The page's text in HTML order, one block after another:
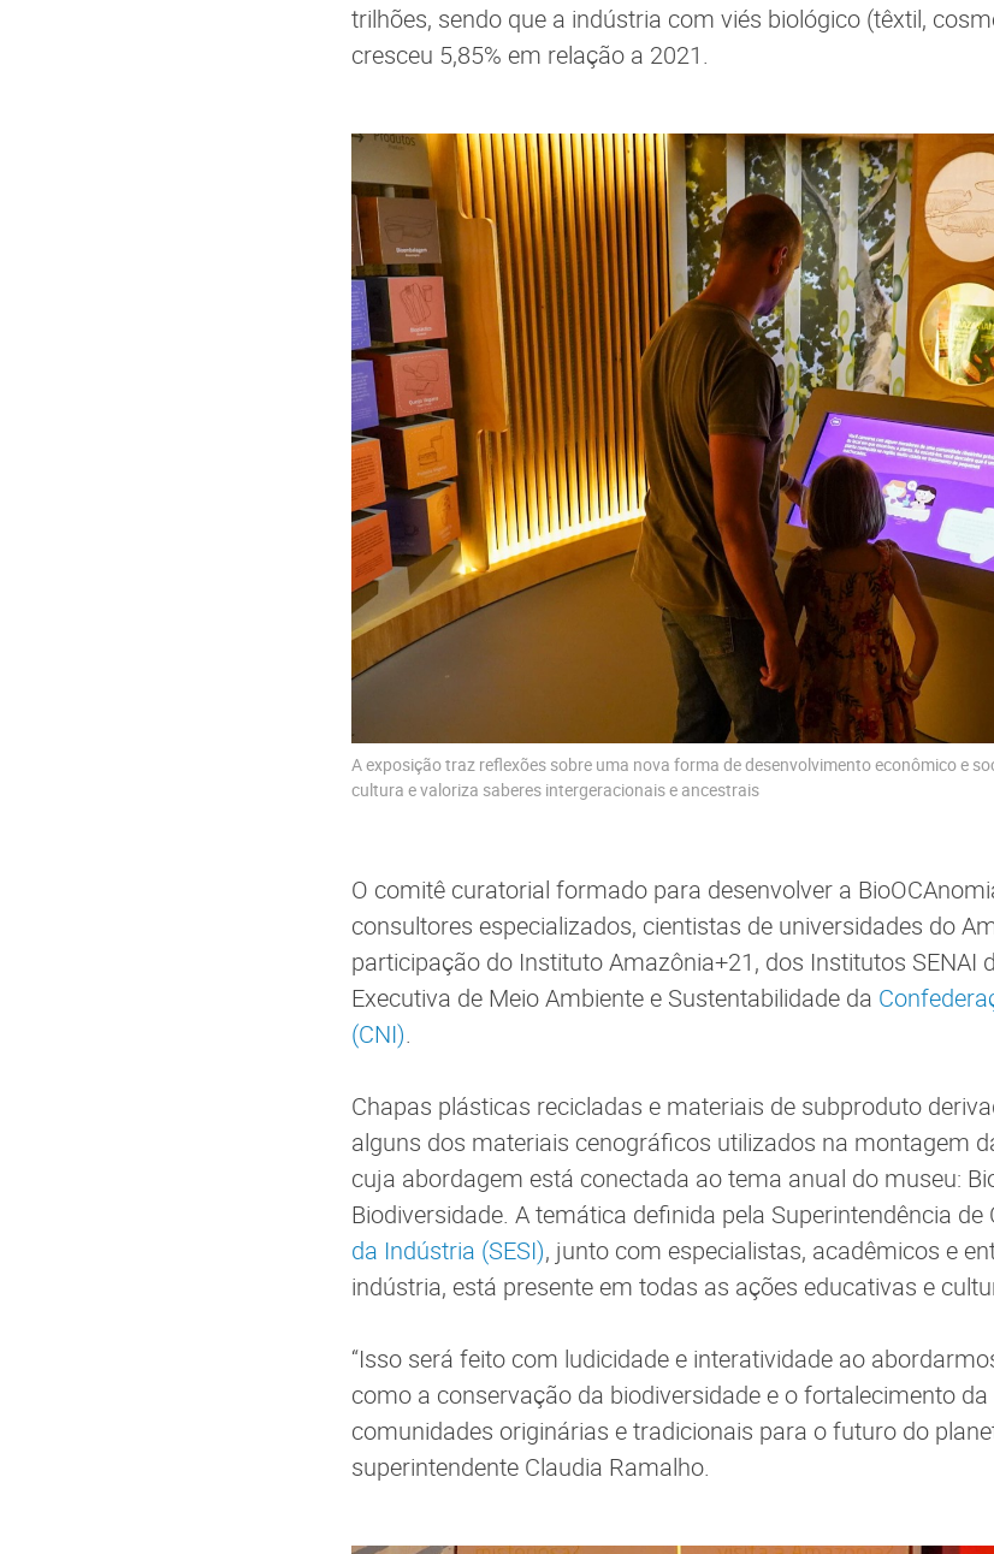
trilhões, sendo que a indústria com viés biológico (têxtil,
cresceu 5,85% em relação a 2021.
A exposição traz reflexões sobre uma nova forma de desenvolvimento econômico e
cultura e valoriza saberes intergeracionais e ancestrais
O comitê curatorial formado para desenvolver a
consultores especializados, cientistas de universidades do
participação do Instituto Amazônia+21, dos Institutos SENAI
Executiva de Meio Ambiente e Sustentabilidade da
(CNI).
Chapas plásticas recicladas e materiais de subproduto
alguns dos materiais cenográficos utilizados na montagem
cuja abordagem está conectada ao tema anual do museu:
Biodiversidade. A temática definida pela Superintendência de
da Indústria (SESI), junto com especialistas, acadêmicos e
indústria, está presente em todas as ações educativas e
“Isso será feito com ludicidade e interatividade ao
como a conservação da biodiversidade e o fortalecimento
comunidades originárias e tradicionais para o futuro do
superintendente Claudia Ramalho.